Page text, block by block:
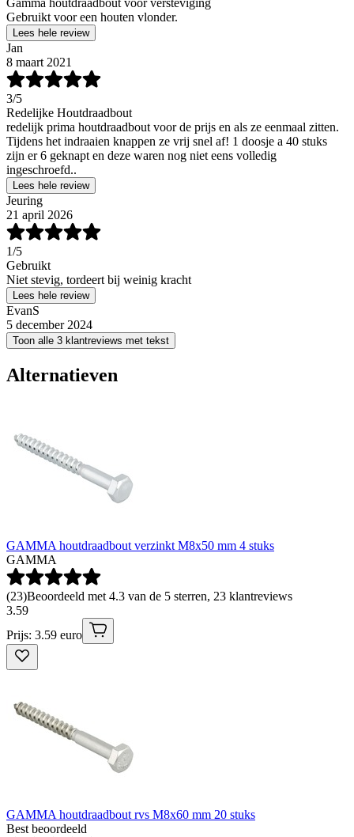
Gebruikt voor een houten vlonder.
Lees hele review
Jan
8 maart 2021
3/5
Redelijke Houtdraadbout
redelijk prima houtdraadbout voor de prijs en als ze eenmaal zitten.
Tijdens het indraaien knappen ze vrij snel af! 1 doosje a 40 stuks
zijn er 6 geknapt en deze waren nog niet eens volledig
ingeschroefd..
Lees hele review
Jeuring
21 april 2026
1/5
Gebruikt
Niet stevig, tordeert bij weinig kracht
Lees hele review
EvanS
5 december 2024
Toon alle 3 klantreviews met tekst
Alternatieven
GAMMA houtdraadbout verzinkt M8x50 mm 4 stuks
GAMMA
(23)Beoordeeld met 4.3 van de 5 sterren, 23 klantreviews
3.59
Prijs: 3.59 euro
GAMMA houtdraadbout rvs M8x60 mm 20 stuks
Best beoordeeld